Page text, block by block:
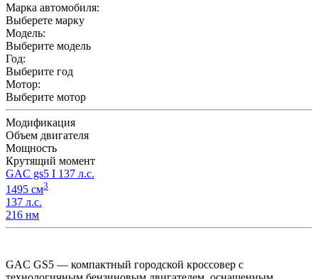
Марка автомобиля:
Выберете марку
Модель:
Выберите модель
Год:
Выберите год
Мотор:
Выберите мотор
Модификация
Объем двигателя
Мощность
Крутящий момент
GAC gs5 I 137 л.с.
1495 см3
137 л.с.
216 нм
GAC GS5 — компактный городской кроссовер с